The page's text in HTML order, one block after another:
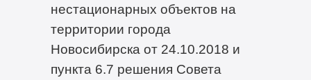
нестационарных объектов на
территории города
Новосибирска от 24.10.2018 и
пункта 6.7 решения Совета